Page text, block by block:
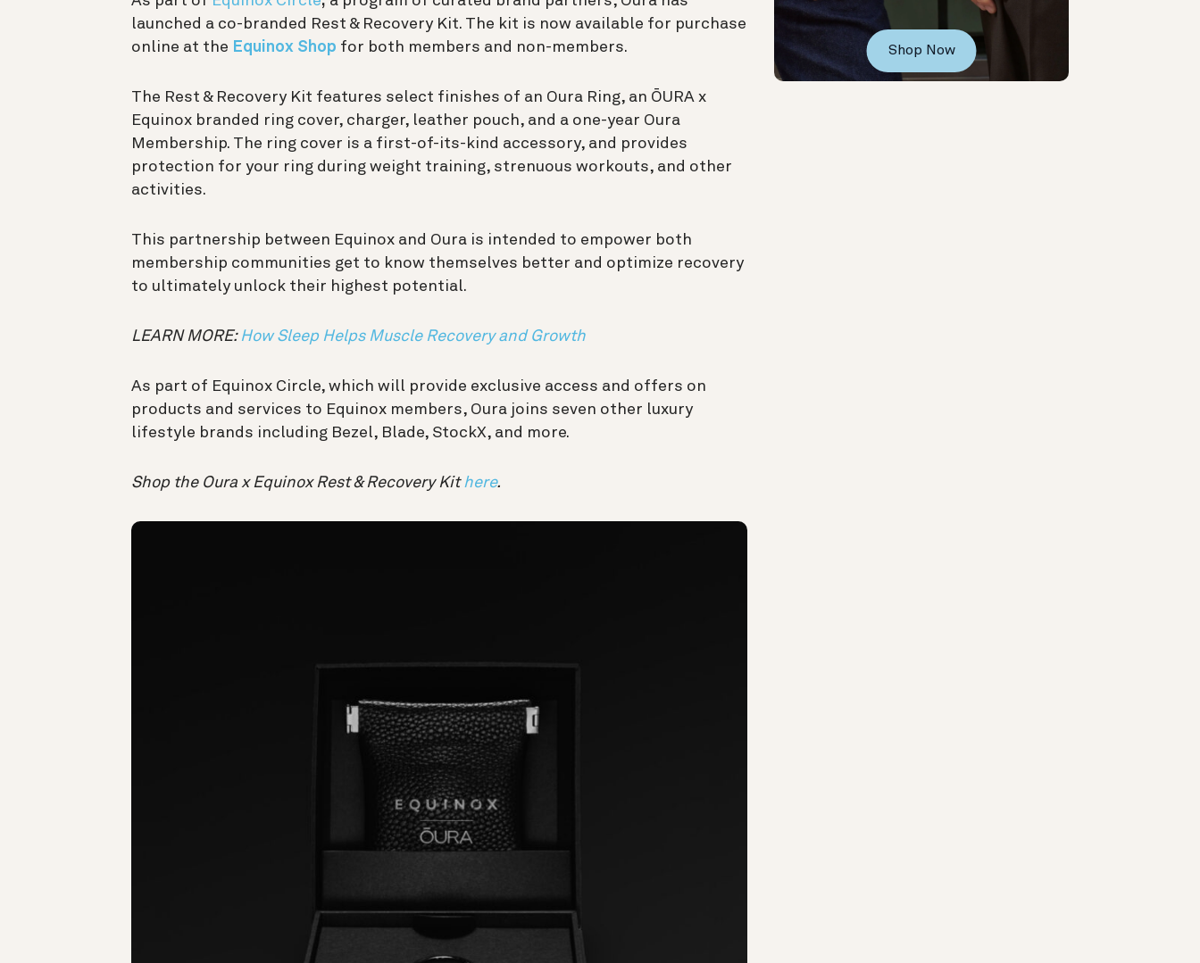
launched a co-branded Rest & Recovery Kit. The kit is now available for purchase
online at the Equinox Shop for both members and non-members.
The Rest & Recovery Kit features select finishes of an Oura Ring, an ŌURA x
Equinox branded ring cover, charger, leather pouch, and a one-year Oura
Membership. The ring cover is a first-of-its-kind accessory, and provides
protection for your ring during weight training, strenuous workouts, and other
activities.
This partnership between Equinox and Oura is intended to empower both
membership communities get to know themselves better and optimize recovery
to ultimately unlock their highest potential.
LEARN MORE: How Sleep Helps Muscle Recovery and Growth
As part of Equinox Circle, which will provide exclusive access and offers on
products and services to Equinox members, Oura joins seven other luxury
lifestyle brands including Bezel, Blade, StockX, and more.
Shop the Oura x Equinox Rest & Recovery Kit here.
Shop Now